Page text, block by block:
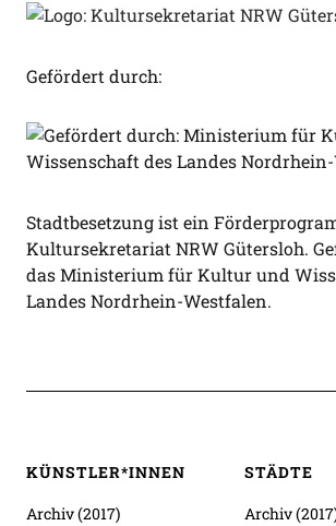
Gefördert durch:
Stadtbesetzung ist ein
Kultursekretariat NRW Gütersloh.
das Ministerium für Kultur und
Landes Nordrhein-Westfalen.
KÜNSTLER*INNEN
Archiv (2017)
STÄDTE
Archiv